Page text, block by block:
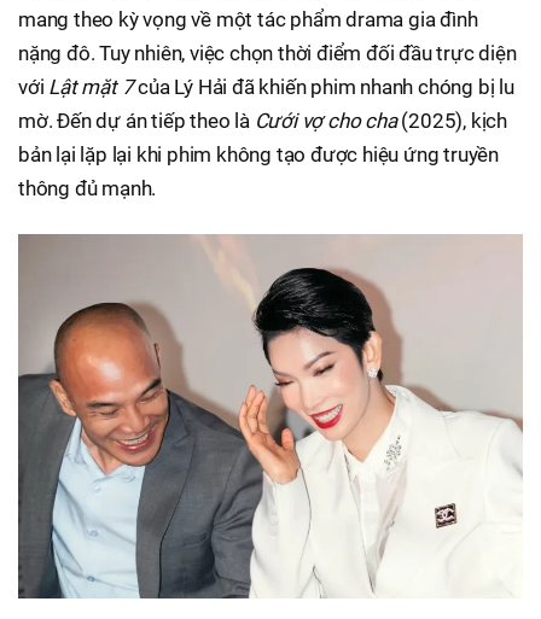
mang theo kỳ vọng về một tác phẩm drama gia đình
nặng đô. Tuy nhiên, việc chọn thời điểm đối đầu trực diện
với Lật mặt 7của Lý Hải đã khiến phim nhanh chóng bị lu
mờ. Đến dự án tiếp theo là Cưới vợ cho cha(2025), kịch
bản lại lặp lại khi phim không tạo được hiệu ứng truyền
thông đủ mạnh.